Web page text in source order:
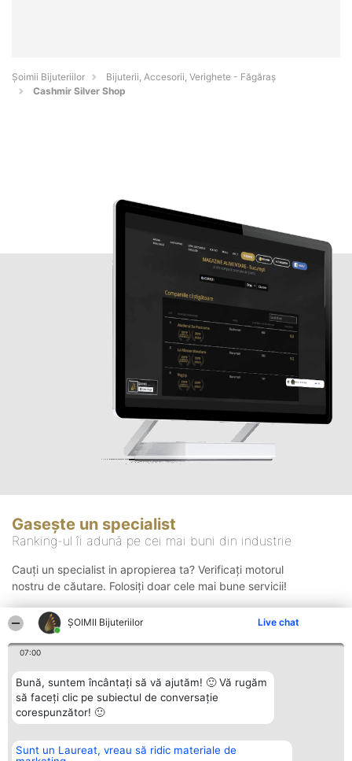
ŞOIMII Bijuteriilor Live chat
07:00
Bună, suntem încântați să vă ajutăm! 🙂 Vă rugăm
să faceți clic pe subiectul de conversație
corespunzător! 🙂
Sunt un Laureat, vreau să ridic materiale de
Şoimii Bijuteriilor
Bijuterii, Accesorii, Verighete - Făgăraş
Cashmir Silver Shop
Gasește un specialist
Ranking-ul îi adună pe cei mai buni din industrie
Cauți un specialist in apropierea ta? Verificați motorul
nostru de căutare. Folosiți doar cele mai bune servicii!
Organizator Ranking Plebiscyt Contact